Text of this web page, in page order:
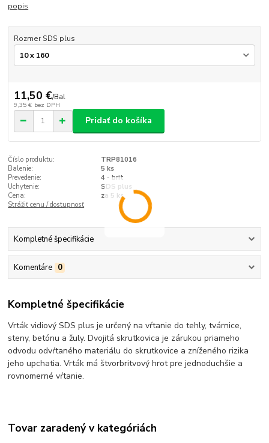
popis
Rozmer SDS plus
11,50 €/Bal
9,35 € bez DPH
Pridať do košíka
Číslo produktu:
TRP81016
Balenie:
5 ks
Prevedenie:
4 - brit
Uchytenie:
SDS plus
Cena:
za 5 ks
Strážiť cenu / dostupnosť
Kompletné špecifikácie
Komentáre 0
Kompletné špecifikácie
Vrták vidiový SDS plus je určený na vŕtanie do tehly, tvárnice,
steny, betónu a žuly. Dvojitá skrutkovica je zárukou priameho
odvodu odvŕtaného materiálu do skrutkovice a zníženého rizika
jeho upchatia. Vrták má štvorbritvový hrot pre jednoduchšie a
rovnomerné vŕtanie.
Tovar zaradený v kategóriách